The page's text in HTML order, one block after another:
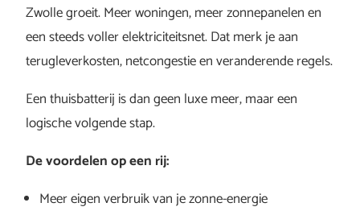
Zwolle groeit. Meer woningen, meer zonnepanelen en
een steeds voller elektriciteitsnet. Dat merk je aan
terugleverkosten, netcongestie en veranderende regels.
Een thuisbatterij is dan geen luxe meer, maar een
logische volgende stap.
De voordelen op een rij:
Meer eigen verbruik van je zonne-energie